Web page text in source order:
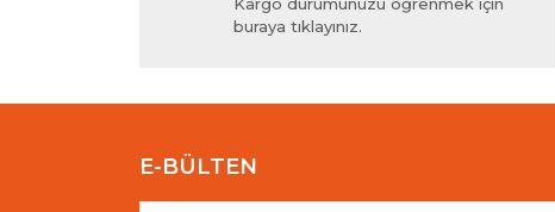
buraya tıklayınız.
E-BÜLTEN